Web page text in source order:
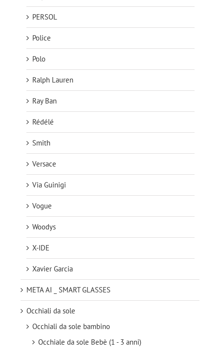
PERSOL
Police
Polo
Ralph Lauren
Ray Ban
Rédélé
Smith
Versace
Via Guinigi
Vogue
Woodys
X-IDE
Xavier Garcia
META AI _ SMART GLASSES
Occhiali da sole
Occhiali da sole bambino
Occhiale da sole Bebè (1 - 3 anni)